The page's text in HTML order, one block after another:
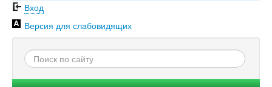
Вход
Версия для слабовидящих